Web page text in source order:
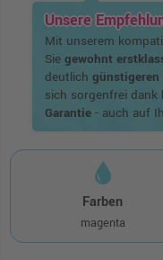
Unsere
Mit unserem
Sie gewohnt
deutlich günstigeren
sich sorgenfrei dank
Garantie- auch auf
Farben
magenta